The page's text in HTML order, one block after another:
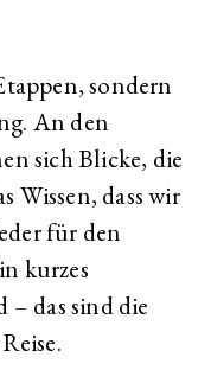
sondern
An den
sich Blicke, die
Wissen, dass wir
für den
kurzes
– das sind die